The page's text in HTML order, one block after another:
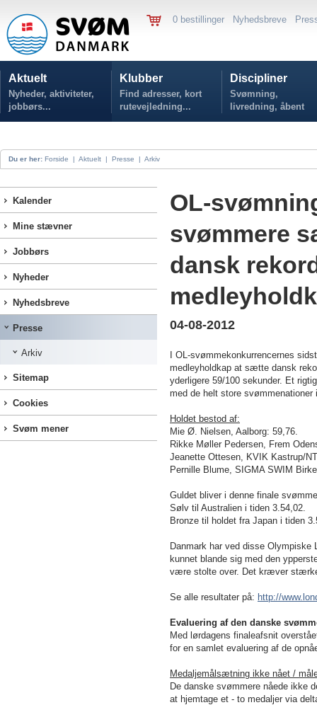
0 bestillinger Nyhedsbreve
Aktuelt
Nyheder, aktiviteter,
jobbørs...
Klubber
Find adresser, kort
rutevejledning...
Discipliner
Svømning,
livredning, åbent
vand...
Du er her: Forside | Aktuelt | Presse | Arkiv
Kalender
Mine stævner
Jobbørs
Nyheder
Nyhedsbreve
Presse
Arkiv
Sitemap
Cookies
Svøm mener
OL-
svømmere
dansk
04-08-2012
I OL-svømmekonkurrencernes
medleyholdkap at sætte dansk
yderligere 59/100 sekunder. Et
med de helt store
Holdet bestod af:
Mie Ø. Nielsen, Aalborg: 59,76.
Rikke Møller Pedersen, Frem
Jeanette Ottesen, KVIK Kastrup/
Pernille Blume, SIGMA SWIM
Guldet bliver i denne finale
Sølv til Australien i tiden 3.54,02.
Bronze til holdet fra Japan i tiden
Danmark har ved disse Olympiske
kunnet blande sig med den
være stolte over. Det kræver
Se alle resultater på: http://
Evaluering af den danske
Med lørdagens finaleafsnit
for en samlet evaluering af de
Medaljemålsætning ikke nået /
De danske svømmere nåede ikke
at hjemtage et - to medaljer via